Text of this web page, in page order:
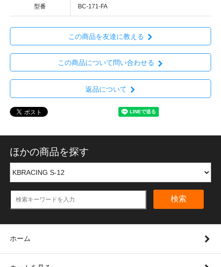
型番 BC-171-FA
この商品を友達に教える
この商品について問い合わせる
返品について
ほかの商品を探す
検索
ホーム